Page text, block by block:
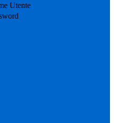
Utente